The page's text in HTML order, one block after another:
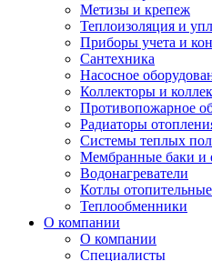
Метизы и крепеж
Теплоизоляция и
Приборы учета и
Сантехника
Насосное
Коллекторы и
Противопожарное
Радиаторы
Системы теплых
Мембранные баки и
Водонагреватели
Котлы отопительные
Теплообменники
О компании
О компании
Специалисты